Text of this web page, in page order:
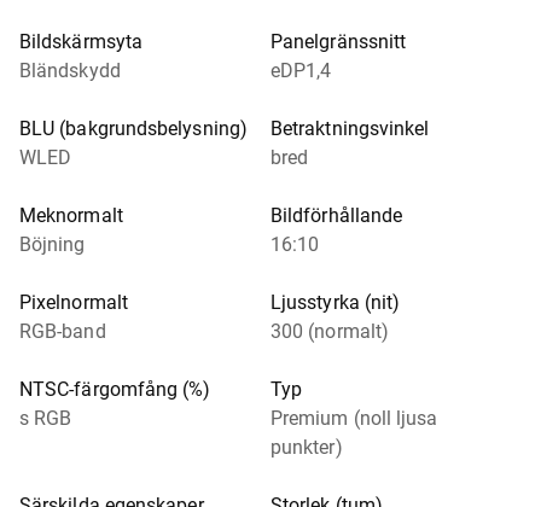
Bildskärmsyta
Bländskydd
Panelgränssnitt
eDP1,4
BLU (bakgrundsbelysning)
WLED
Betraktningsvinkel
bred
Meknormalt
Böjning
Bildförhållande
16:10
Pixelnormalt
RGB-band
Ljusstyrka (nit)
300 (normalt)
NTSC-färgomfång (%)
s RGB
Typ
Premium (noll ljusa
punkter)